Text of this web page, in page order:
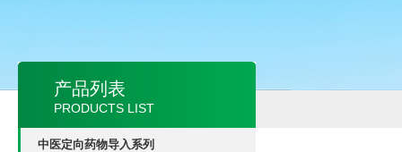
产品列表
PRODUCTS LIST
中医定向药物导入系列